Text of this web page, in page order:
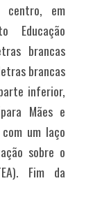
centro, em
Educação
brancas
brancas
inferior,
Mães e
um laço
sobre o
Fim da